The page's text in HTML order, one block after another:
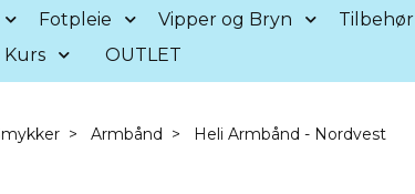
Fotpleie Vipper og Bryn Tilbehør
Kurs
OUTLET
Armbånd Heli Armbånd - Nordvest